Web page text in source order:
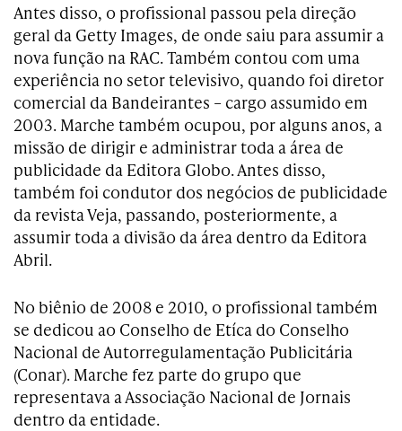
Antes disso, o profissional passou pela direção
geral da Getty Images, de onde saiu para assumir a
nova função na RAC. Também contou com uma
experiência no setor televisivo, quando foi diretor
comercial da Bandeirantes – cargo assumido em
2003. Marche também ocupou, por alguns anos, a
missão de dirigir e administrar toda a área de
publicidade da Editora Globo. Antes disso,
também foi condutor dos negócios de publicidade
da revista Veja, passando, posteriormente, a
assumir toda a divisão da área dentro da Editora
Abril.
No biênio de 2008 e 2010, o profissional também
se dedicou ao Conselho de Etíca do Conselho
Nacional de Autorregulamentação Publicitária
(Conar). Marche fez parte do grupo que
representava a Associação Nacional de Jornais
dentro da entidade.